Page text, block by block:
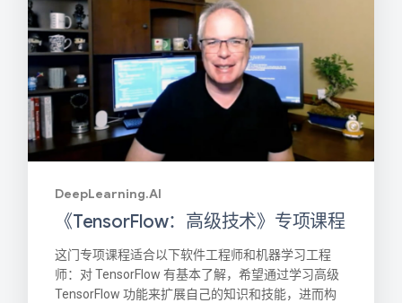
DeepLearning.AI
《TensorFlow：高级技术》专项课程
这门专项课程适合以下软件工程师和机器学习工程
师：对 TensorFlow 有基本了解，希望通过学习高级
TensorFlow 功能来扩展自己的知识和技能，进而构